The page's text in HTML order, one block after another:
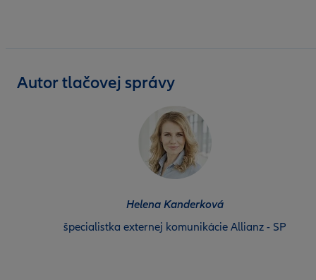
Autor tlačovej správy
Helena Kanderková
špecialistka externej komunikácie Allianz - SP